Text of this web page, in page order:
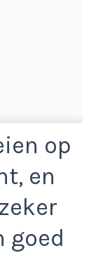
op
en
goed